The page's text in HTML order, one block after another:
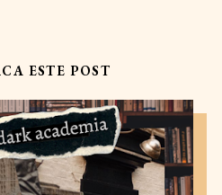
ESTE POST